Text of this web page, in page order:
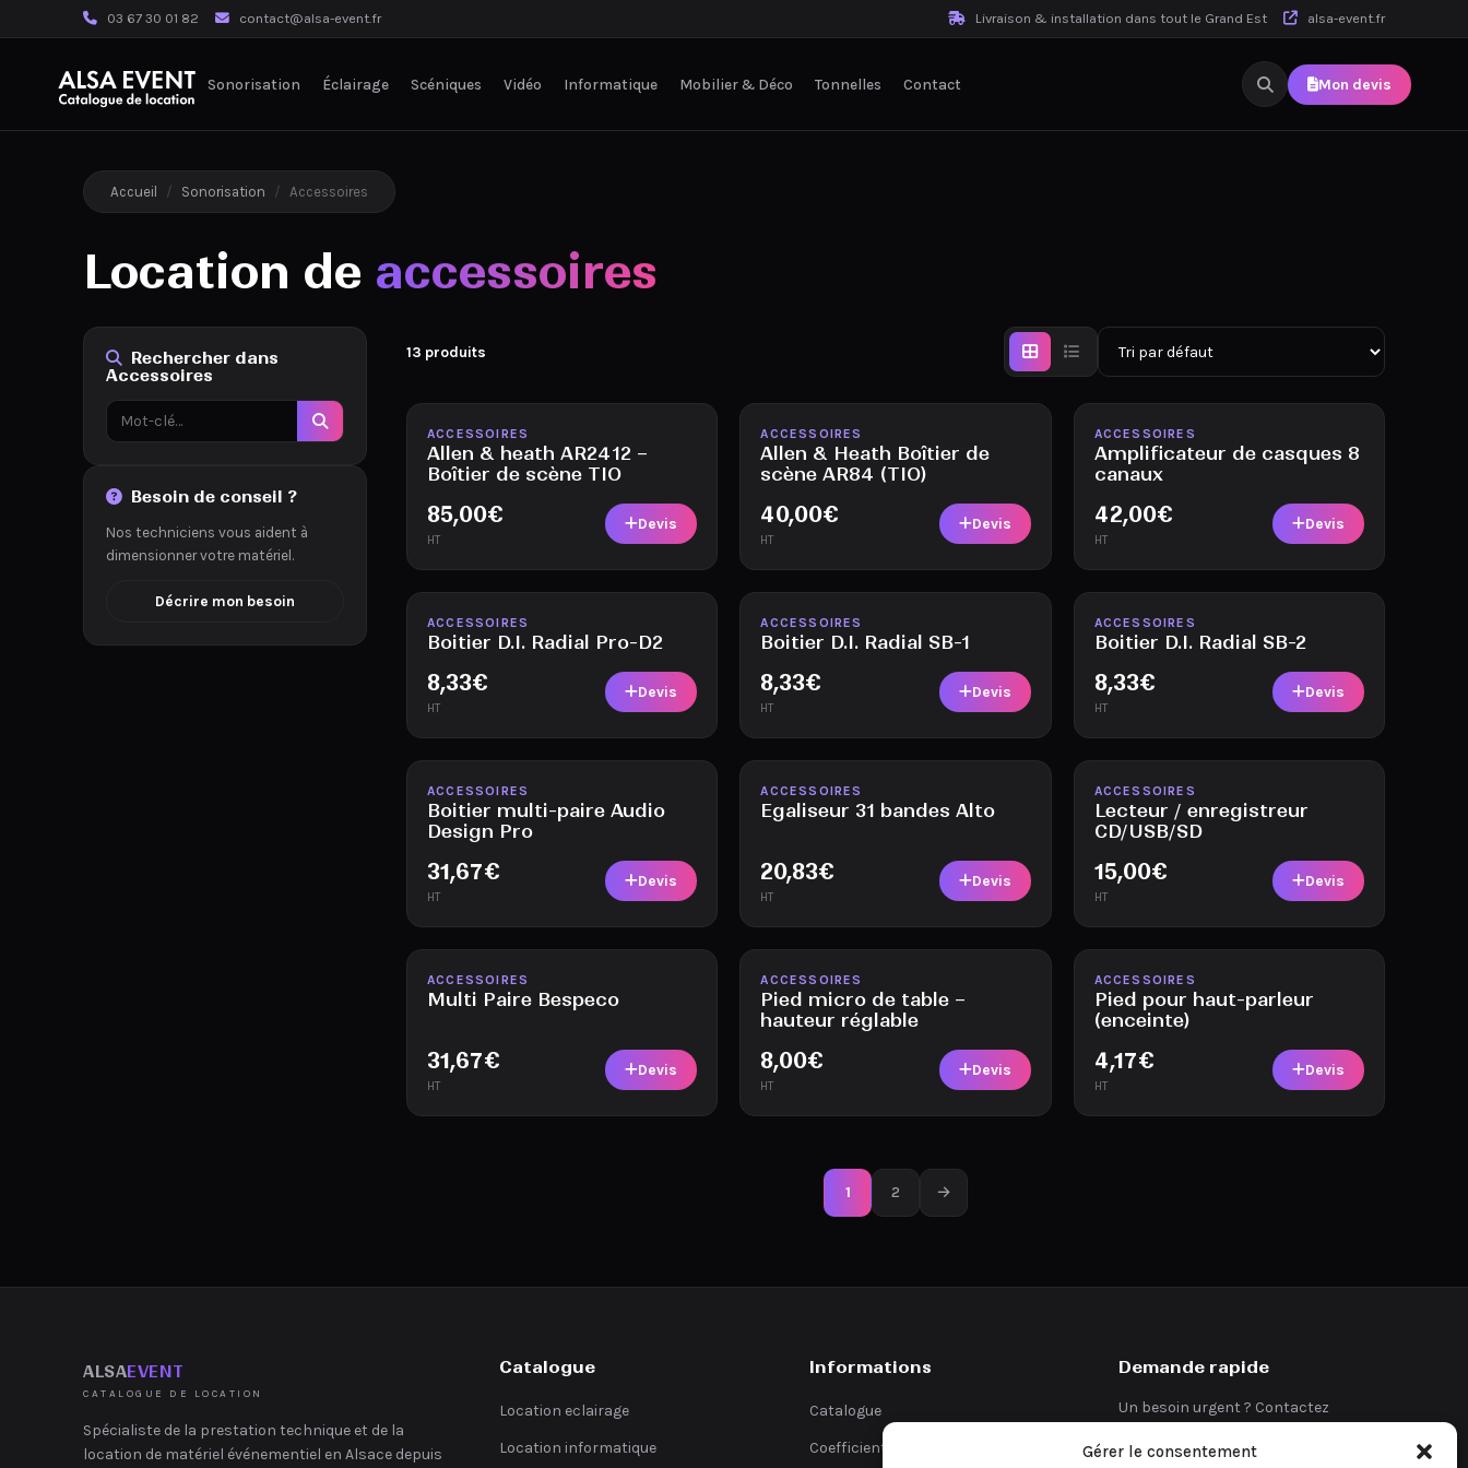
Gérer le consentement
03 67 30 01 82 contact@alsa-event.fr Livraison & installation dans tout le Grand Est alsa-event.fr
Sonorisation Éclairage Scéniques Vidéo Informatique Mobilier & Déco Tonnelles Contact Mon devis
Accueil / Sonorisation / Accessoires
Location de accessoires
Rechercher dans
Accessoires
Besoin de conseil ?
Nos techniciens vous aident à
dimensionner votre matériel.
Décrire mon besoin
13 produits
Disponible
ACCESSOIRES
Allen & heath AR2412 –
Boîtier de scène TIO
85,00€
HT
Devis
Disponible
ACCESSOIRES
Allen & Heath Boîtier de
scène AR84 (TIO)
40,00€
HT
Devis
Disponible
ACCESSOIRES
Amplificateur de casques 8
canaux
42,00€
HT
Devis
Disponible
ACCESSOIRES
Boitier D.I. Radial Pro-D2
8,33€
HT
Devis
Disponible
ACCESSOIRES
Boitier D.I. Radial SB-1
8,33€
HT
Devis
Disponible
ACCESSOIRES
Boitier D.I. Radial SB-2
8,33€
HT
Devis
Disponible
ACCESSOIRES
Boitier multi-paire Audio
Design Pro
31,67€
HT
Devis
Disponible
ACCESSOIRES
Egaliseur 31 bandes Alto
20,83€
HT
Devis
Disponible
ACCESSOIRES
Lecteur / enregistreur
CD/USB/SD
15,00€
HT
Devis
Disponible
ACCESSOIRES
Multi Paire Bespeco
31,67€
HT
Devis
Disponible
ACCESSOIRES
Pied micro de table –
hauteur réglable
8,00€
HT
Devis
Disponible
ACCESSOIRES
Pied pour haut-parleur
(enceinte)
4,17€
HT
Devis
1 2 →
ALSAEVENT
CATALOGUE DE LOCATION
Spécialiste de la prestation technique et de la
location de matériel événementiel en Alsace depuis
Catalogue
Location eclairage
Location informatique
Informations
Catalogue
Coefficients
Demande rapide
Un besoin urgent ? Contactez